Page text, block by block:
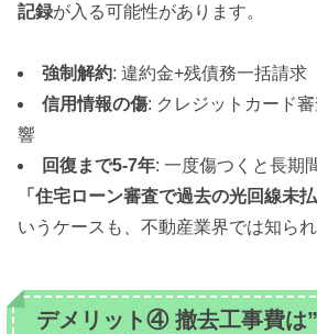
記録が入る可能性があります。
強制解約: 違約金+残債務一括請求
信用情報の傷: クレジットカード
響
回復まで5-7年: 一度傷つくと長期
「住宅ローン審査で過去の光回線未
いうケースも、不動産業界では知られ
デメリット④ 撤去工事費は